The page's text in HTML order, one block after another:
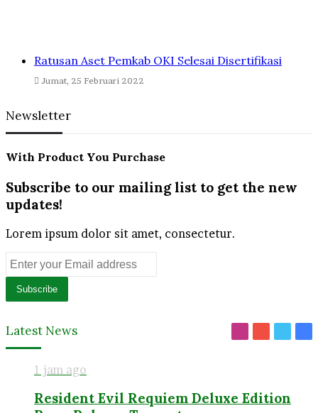
Ratusan Aset Pemkab OKI Selesai Disertifikasi
Jumat, 25 Februari 2022
Newsletter
With Product You Purchase
Subscribe to our mailing list to get the new
updates!
Lorem ipsum dolor sit amet, consectetur.
Enter
your
Email
address
Latest News
1 jam ago
Resident Evil Requiem Deluxe Edition